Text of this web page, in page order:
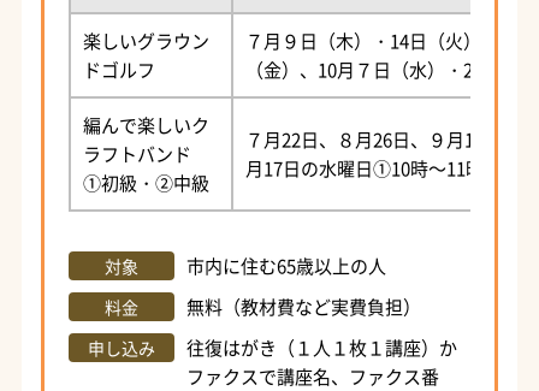
楽しいグラウン
ドゴルフ
７月９日（木）・14日（火）、８
（金）、10月７日（水）・28日（
編んで楽しいク
ラフトバンド
①初級・②中級
７月22日、８月26日、９月16日、
月17日の水曜日①10時～11時30分
対象 市内に住む65歳以上の人
料金 無料（教材費など実費負担）
申し込み
往復はがき（１人１枚１講座）か
ファクスで講座名、ファクス番